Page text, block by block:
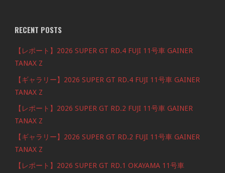
RECENT POSTS
【レポート】2026 SUPER GT RD.4 FUJI 11号車 GAINER
TANAX Z
【ギャラリー】2026 SUPER GT RD.4 FUJI 11号車 GAINER
TANAX Z
【レポート】2026 SUPER GT RD.2 FUJI 11号車 GAINER
TANAX Z
【ギャラリー】2026 SUPER GT RD.2 FUJI 11号車 GAINER
TANAX Z
【レポート】2026 SUPER GT RD.1 OKAYAMA 11号車